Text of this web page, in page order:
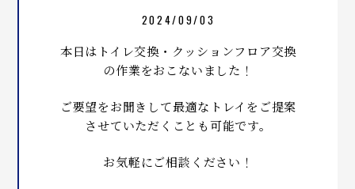
2024/09/03
本日はトイレ交換・クッションフロア交換
の作業をおこないました！
ご要望をお聞きして最適なトレイをご提案
させていただくことも可能です。
お気軽にご相談ください！